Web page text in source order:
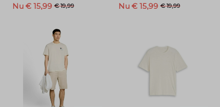
Nu € 15,99 € 19,99 Nu € 15,99 € 19,99